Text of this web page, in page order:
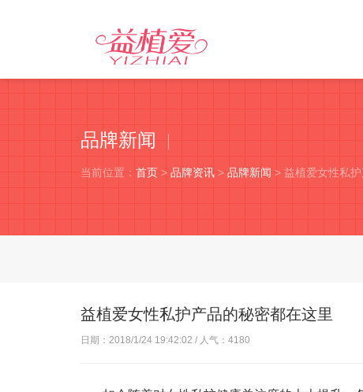
品牌新闻
当前位置： 首页 > 品牌资讯 > 品牌新闻 > 益植爱女性私
益植爱女性私护产品的秘密都在这里
日期： 2018/1/24 19:42:02 / 人气： 4180